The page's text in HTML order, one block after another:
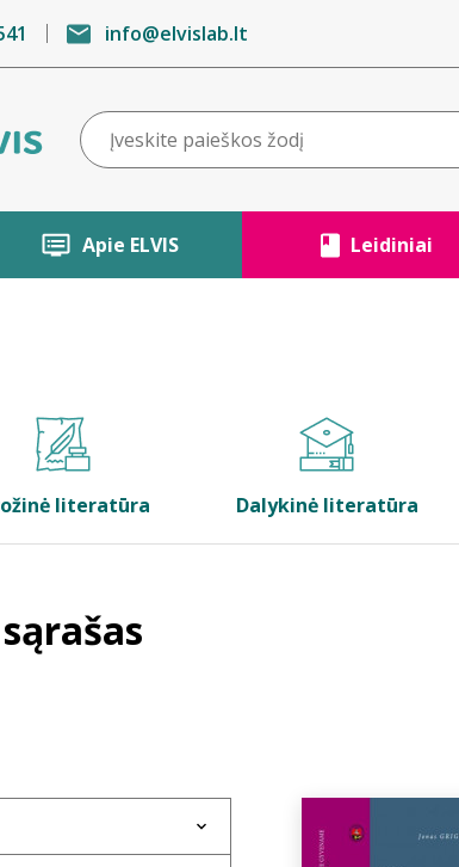
info@elvislab.lt
Apie ELVIS Leidiniai
literatūra Dalykinė literatūra